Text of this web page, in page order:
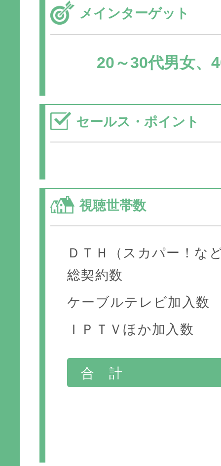
メインターゲット
20～30代男女、
セールス・ポイント
視聴世帯数
ＤＴＨ（スカパー！な
総契約数
ケーブルテレビ加入数
ＩＰＴＶほか加入数
合 計